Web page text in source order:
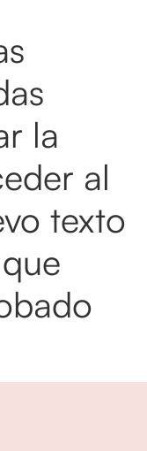
la
al
texto